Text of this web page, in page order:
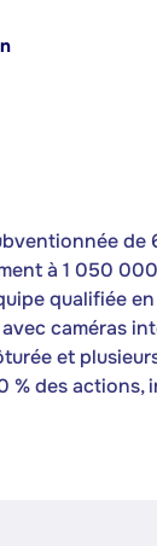
de
à 1 050
qualifiée
caméras
et
% des actions,